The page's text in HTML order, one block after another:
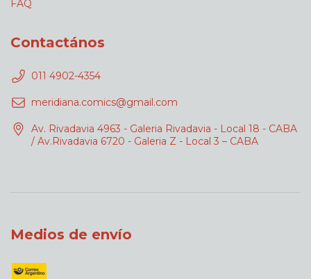
FAQ
Contactános
011 4902-4354
meridiana.comics@gmail.com
Av. Rivadavia 4963 - Galeria Rivadavia - Local 18 - CABA
/ Av.Rivadavia 6720 - Galeria Z - Local 3 – CABA
Medios de envío